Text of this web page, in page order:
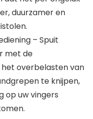
duurzamer en
– Spuit
met de
overbelasten van
te knijpen,
op uw vingers